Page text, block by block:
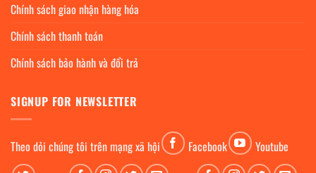
Chính sách giao nhận hàng hóa
Chính sách thanh toán
Chính sách bảo hành và đổi trả
SIGNUP FOR NEWSLETTER
Theo dỏi chúng tôi trên mạng xã hội Facebook
Youtube